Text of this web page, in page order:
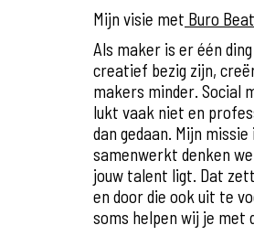
Mijn visie met Buro Beat
Als maker is er één
creatief bezig zijn,
makers minder. Social
lukt vaak niet en
dan gedaan. Mijn
samenwerkt denken
jouw talent ligt. Dat
en door die ook uit te
soms helpen wij je met